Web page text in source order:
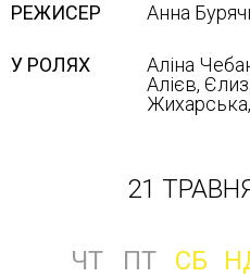
РЕЖИСЕР Анна
У РОЛЯХ
Аліна
Алієв,
21
ЧТ ПТ СБ